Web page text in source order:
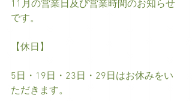
11月の営業日及び営業時間のお知らせ
です。
【休日】
5日・19日・23日・29日はお休みをい
ただきます。